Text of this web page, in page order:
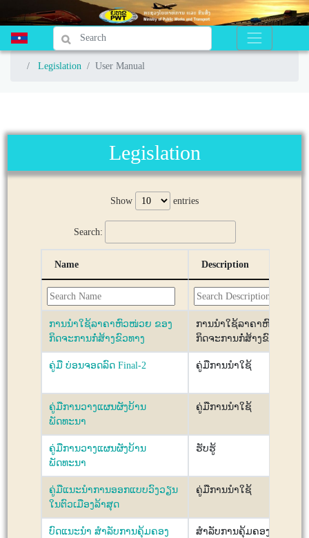
Legislation User Manual
Legislation User Manual
Legislation
Show entries
Search:
Name Description
ການນຳໃຊ້ລາຄາຫົວໜ່ວຍ ຂອງ
ກິດຈະການກໍ່ສ້າງຂົວທາງ
ການນຳໃຊ້ລາຄາຫົວໜ່ວຍ ຂ
ກິດຈະການກໍ່ສ້າງຂົວທາງ
ຄູ່ມື ບ່ອນຈອດລົດ Final-2 ຄູ່ມືການນຳໃຊ້
ຄູ່ມືການວາງແຜນຜັງບ້ານ
ພັດທະນາ
ຄູ່ມືການນຳໃຊ້
ຄູ່ມືການວາງແຜນຜັງບ້ານ
ພັດທະນາ
ຮັບຮູ້
ຄູ່ມືແນະນໍາການອອກແບບວົງວຽນ
ໃນຕົວເມືອງລ້າສຸດ
ຄູ່ມືການນຳໃຊ້
ບົດແນະນຳ ສຳລັບການຄຸ້ມຄອງ
ສຳລັບການຄຸ້ມຄອງ ແລະ ກາ